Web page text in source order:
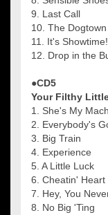
9. Last Call
10. The
11. It's Showtime!
12. Drop in the
●CD5
Your Filthy Little
1. She's My
2. Everybody's
3. Big Train
4. Experience
5. A Little Luck
6. Cheatin' Heart
7. Hey, You
8. No Big 'Ting